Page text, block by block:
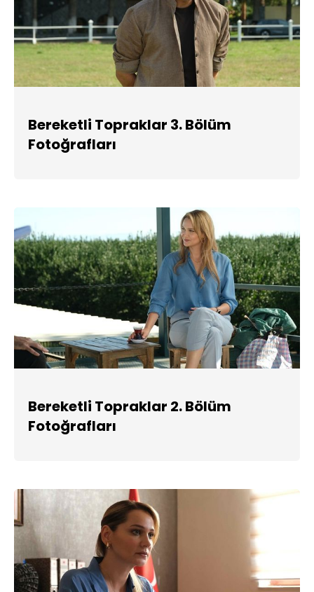
Bereketli Topraklar 3. Bölüm
Fotoğrafları
Bereketli Topraklar 2. Bölüm
Fotoğrafları